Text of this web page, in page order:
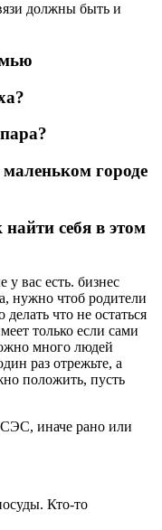
должны быть и
городе
себя в этом
у вас есть. бизнес
нужно чтоб родители
что не остаться
только если сами
много людей
раз отрежьте, а
положить, пусть
иначе рано или
Кто-то